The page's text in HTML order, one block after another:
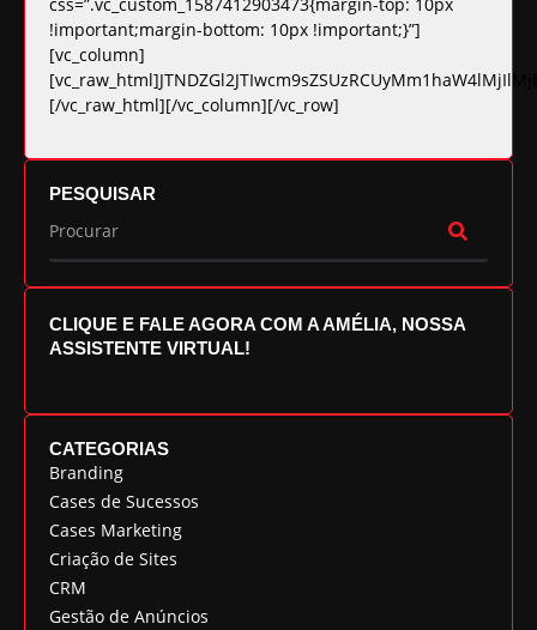
!important;margin-bottom: 10px !important;}”]
[vc_column]
[/vc_raw_html][/vc_column][/vc_row]
PESQUISAR
CLIQUE E FALE AGORA COM A AMÉLIA, NOSSA
ASSISTENTE VIRTUAL!
CATEGORIAS
Branding
Cases de Sucessos
Cases Marketing
Criação de Sites
CRM
Gestão de Anúncios